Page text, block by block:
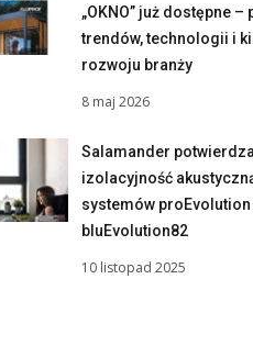
„OKNO” już dostępne
trendów, technologii i
rozwoju branży
8 maj 2026
Salamander
izolacyjność
systemów proEvolution
bluEvolution82
10 listopad 2025